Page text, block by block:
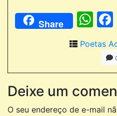
Share
Poetas
Deixe um
O seu endereço de e-mail